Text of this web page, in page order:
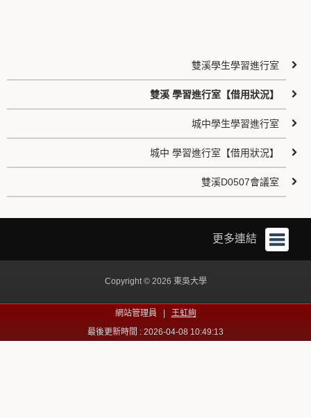
雙溪學生學習進行室
雙溪 學習進行室【借用狀況】
城中學生學習進行室
城中 學習進行室【借用狀況】
雙溪D0507會議室
更多連結
Copyright © 2026 東吳大學
網站管理員 | 王虹絢
最後更新時間 : 2026-04-08 10:49:13